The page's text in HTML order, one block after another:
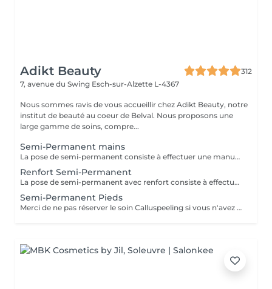
Adikt Beauty
312
7, avenue du Swing Esch-sur-Alzette L-4367
Nous sommes ravis de vous accueillir chez Adikt Beauty, notre
institut de beauté au coeur de Belval. Nous proposons une
large gamme de soins, compre...
Semi-Permanent mains
La pose de semi-permanent consiste à effectuer une manucure simple et poser un vernis semi-permanent sur les ongles naturels pour une tenue de 3 à 4 semaines. La dépose de semi-permanent consiste à retirer le semi-permanent présent sur les ongles. MERCI DE SÉLECTIONNER LES DÉCORATIONS EN SUPPLÉMENT (french, babyboomer, strass,) QUE VOUS SOUHAITEZ FAIRE À CHAQUE RENDEZ-VOUS.
Renfort Semi-Permanent
La pose de semi-permanent avec renfort consiste à effectuer une manucure simple et poser un vernis semi-permanent sur une base renforçante pour une tenue plus longue, sans casse, pour une tenue de 3 à 4 semaines. MERCI DE SÉLECTIONNER LES DÉCORATIONS EN SUPPLÉMENT (french, babyboomer, strass,) QUE VOUS SOUHAITEZ FAIRE À CHAQUE RENDEZ-VOUS.
Semi-Permanent Pieds
Merci de ne pas réserver le soin Calluspeeling si vous n'avez pas ou très peu de callosités !!! La pose de semi-permanent consiste à limer les ongles, retirer les cuticules et poser un vernis semi-permanent sur les ongles naturels pour une tenue de 3 à 4 semaines. Il est inutile de sélectionner une pédicure en plus du semi-permanent !!! La dépose de semi-permanent consiste à retirer le semi-permanent présent sur les ongles.